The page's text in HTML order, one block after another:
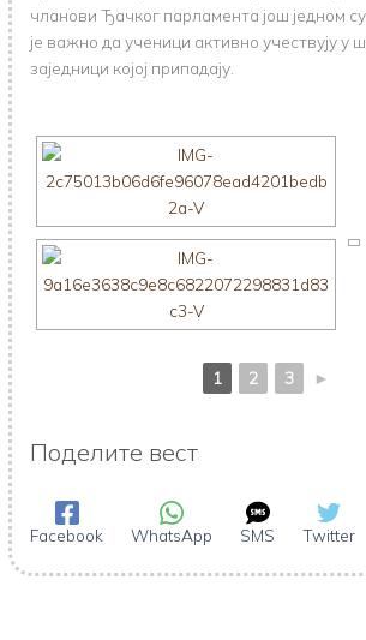
чланови Ђачког парламента још једном
је важно да ученици активно учествују у
заједници којој припадају.
1 2 3 ►
Поделите вест
Facebook WhatsApp SMS Twitter